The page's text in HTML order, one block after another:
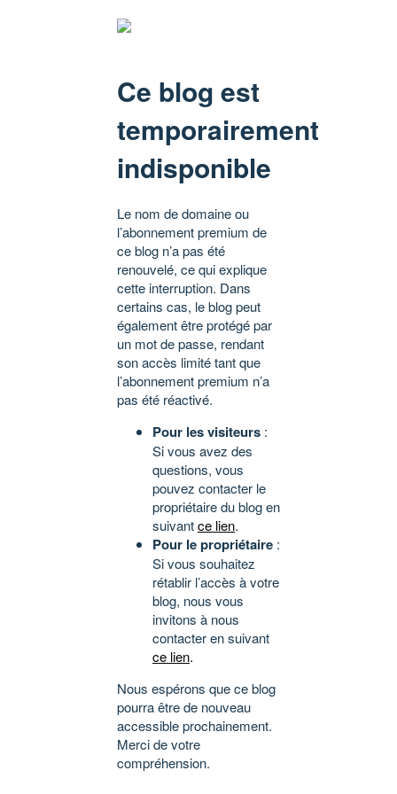
Ce blog est
temporairement
indisponible
Le nom de domaine ou
l’abonnement premium de
ce blog n’a pas été
renouvelé, ce qui explique
cette interruption. Dans
certains cas, le blog peut
également être protégé par
un mot de passe, rendant
son accès limité tant que
l’abonnement premium n’a
pas été réactivé.
Pour les visiteurs :
Si vous avez des
questions, vous
pouvez contacter le
propriétaire du blog en
suivantce lien.
Pour le propriétaire :
Si vous souhaitez
rétablir l’accès à votre
blog, nous vous
invitons à nous
contacter en suivant
ce lien.
Nous espérons que ce blog
pourra être de nouveau
accessible prochainement.
Merci de votre
compréhension.